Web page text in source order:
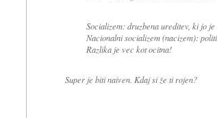
Socializem: druzbena ureditev, ki jo
Nacionalni socializem (nacizem):
Razlika je vec kot ocitna!
Super je biti naiven. Kdaj si že ti rojen?